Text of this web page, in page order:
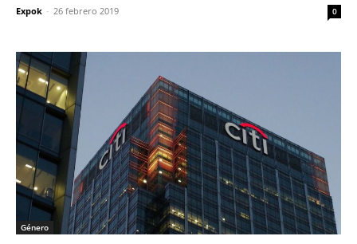
Expok - 26 febrero 2019 0
Género